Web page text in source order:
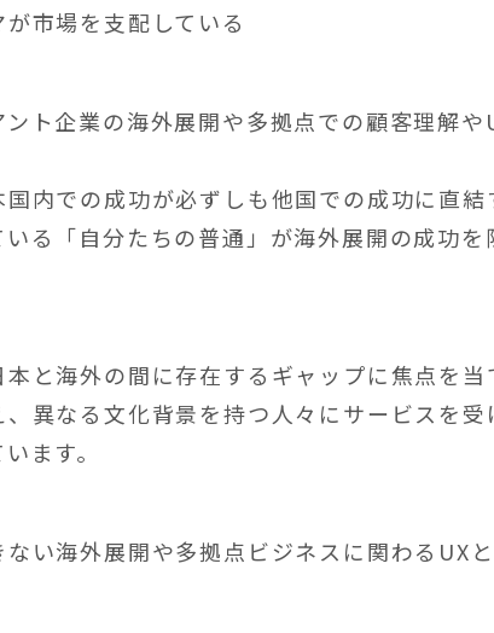
市場を支配している
ト企業の海外展開や多拠点での顧客理解や
内での成功が必ずしも他国での成功に直結
る「自分たちの普通」が海外展開の成功
と海外の間に存在するギャップに焦点を当
異なる文化背景を持つ人々にサービスを受
ます。
い海外展開や多拠点ビジネスに関わるUX